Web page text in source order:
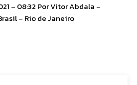
– 08:32 Por Vitor Abdala –
– Rio de Janeiro